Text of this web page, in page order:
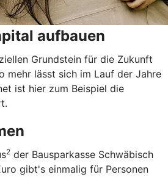
aufbauen
Grundstein für die Zukunft
mehr lässt sich im Lauf der Jahre
ist hier zum Beispiel die
2 der Bausparkasse Schwäbisch
gibt's einmalig für Personen